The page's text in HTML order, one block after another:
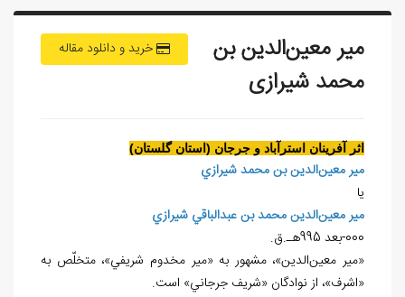
خرید و دانلود مقاله
میر معین‌الدین بن
محمد شیرازی
اثر آفرينان استرآباد و جرجان (استان گلستان)
مير معين‌الدين بن محمد شيرازي
يا
مير معين‌الدين محمد بن عبدالباقي شيرازي
000-بعد 995هـ.ق.
«مير معين‌الدين»، مشهور به «مير مخدوم شريفي»، متخلّص به
«اشرف»، از نوادگان «شريف جرجاني» است.